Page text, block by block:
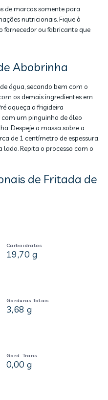
de marcas somente para
nutricionais. Fique à
fornecedor ou fabricante que
Abobrinha
água, secando bem com o
os demais ingredientes em
aqueça a frigideira
um pinguinho de óleo
Despeje a massa sobre a
de 1 centímetro de espessura.
Repita o processo com o
de Fritada de
Carboidratos
19,70 g
Gorduras Totais
3,68 g
Gord. Trans
0,00 g